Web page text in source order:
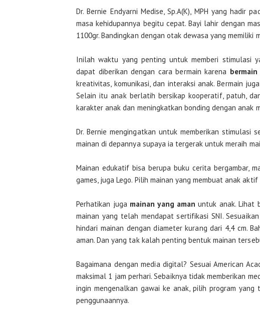
Dr. Bernie Endyarni Medise, Sp.A(K), MPH yang
masa kehidupannya begitu cepat. Bayi lahir dengan
1100gr. Bandingkan dengan otak dewasa yang memiliki
Inilah waktu yang penting untuk memberi stimulasi
dapat diberikan dengan cara bermain karena
kreativitas, komunikasi, dan interaksi anak. Bermain
Selain itu anak berlatih bersikap kooperatif, patuh,
karakter anak dan meningkatkan bonding dengan anak
Dr. Bernie mengingatkan untuk memberikan stimulasi
mainan di depannya supaya ia tergerak untuk meraih
Mainan edukatif bisa berupa buku cerita bergambar,
games, juga Lego. Pilih mainan yang membuat anak aktif
Perhatikan juga mainan yang aman untuk anak. Lihat
mainan yang telah mendapat sertifikasi SNI.
hindari mainan dengan diameter kurang dari 4,4 cm.
aman. Dan yang tak kalah penting bentuk mainan
Bagaimana dengan media digital? Sesuai American
maksimal 1 jam perhari. Sebaiknya tidak memberikan
ingin mengenalkan gawai ke anak, pilih program
penggunaannya.